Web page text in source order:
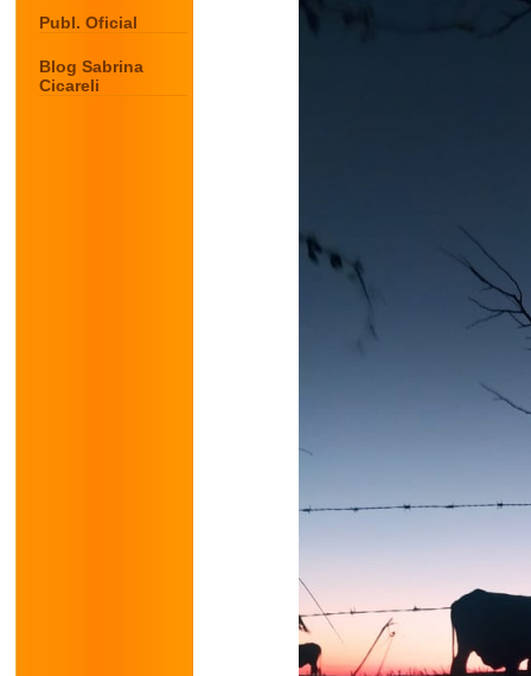
Publ. Oficial
Blog Sabrina
Cicareli